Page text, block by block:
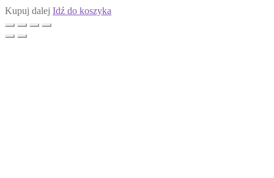
Kupuj dalej Idź do koszyka